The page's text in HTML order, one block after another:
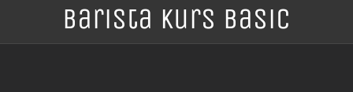
Barista Kurs Basic